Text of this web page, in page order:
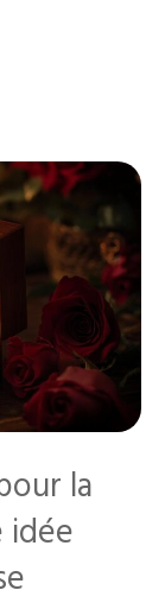
la
idée